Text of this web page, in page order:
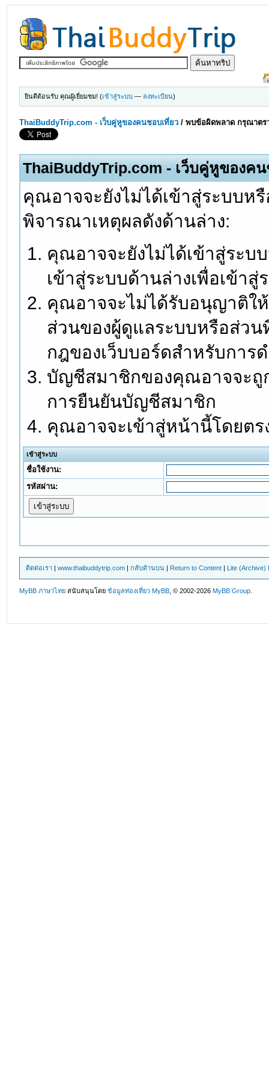
ยินดีต้อนรับ คุณผู้เยี่ยมชม! (เข้าสู่ระบบ — ลงทะเบียน)
ThaiBuddyTrip.com - เว็บคู่หูของคนชอบเที่ยว /พบข้อผิดพลาด กรุณาตร
ThaiBuddyTrip.com - เว็บคู่หูของค
คุณอาจจะยังไม่ได้เข้าสู่ระบบ
พิจารณาเหตุผลดังด้านล่าง:
คุณอาจจะยังไม่ได้เข้าสู่ระบ
เข้าสู่ระบบด้านล่างเพื่อเข้า
คุณอาจจะไม่ได้รับอนุญาติใ
ส่วนของผู้ดูแลระบบหรือส่ว
กฎของเว็บบอร์ดสำหรับการ
บัญชีสมาชิกของคุณอาจจะถู
การยืนยันบัญชีสมาชิก
คุณอาจจะเข้าสู่หน้านี้โดยต
เข้าสู่ระบบ
ชื่อใช้งาน:
รหัสผ่าน:
ติดต่อเรา |www.thaibuddytrip.com |กลับด้านบน | Return to Content | Lite (Archive)
MyBB ภาษาไทย สนับสนุนโดยข้อมูลท่องเที่ยว MyBB , © 2002-2026MyBB Group